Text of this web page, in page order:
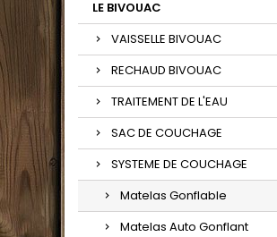
LE BIVOUAC
VAISSELLE BIVOUAC
RECHAUD BIVOUAC
TRAITEMENT DE L'EAU
SAC DE COUCHAGE
SYSTEME DE COUCHAGE
Matelas Gonflable
Matelas Auto Gonflant